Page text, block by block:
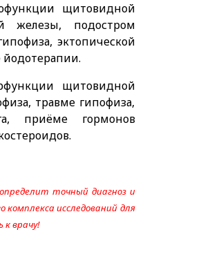
щитовидной
железы, подостром
эктопической
йодотерапии.
щитовидной
травме гипофиза,
приёме гормонов
точный диагноз и
комплекса исследований для
к врачу!